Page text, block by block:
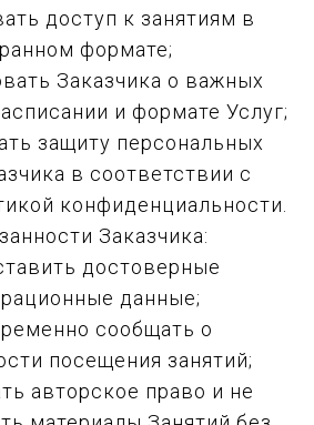
доступ к занятиям в
формате;
Заказчика о важных
и формате Услуг;
защиту персональных
в соответствии с
конфиденциальности.
Заказчика:
достоверные
данные;
сообщать о
посещения занятий;
авторское право и не